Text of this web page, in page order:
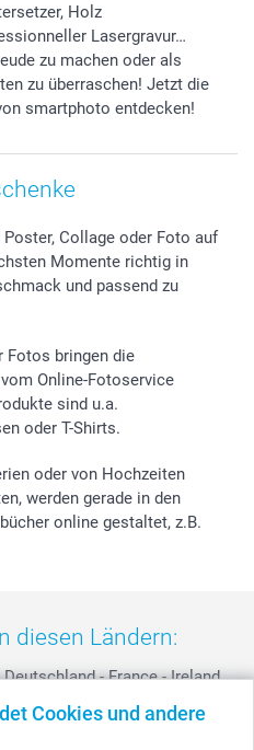
Cookies und andere
Holz
Lasergravur…
zu machen oder als
zu überraschen! Jetzt die
smartphoto entdecken!
Collage oder Foto auf
Momente richtig in
und passend zu
Fotos bringen die
Online-Fotoservice
sind u.a.
oder T-Shirts.
oder von Hochzeiten
werden gerade in den
online gestaltet, z.B.
diesen Ländern:
Deutschland - France - Ireland
- Schweiz Suisse -